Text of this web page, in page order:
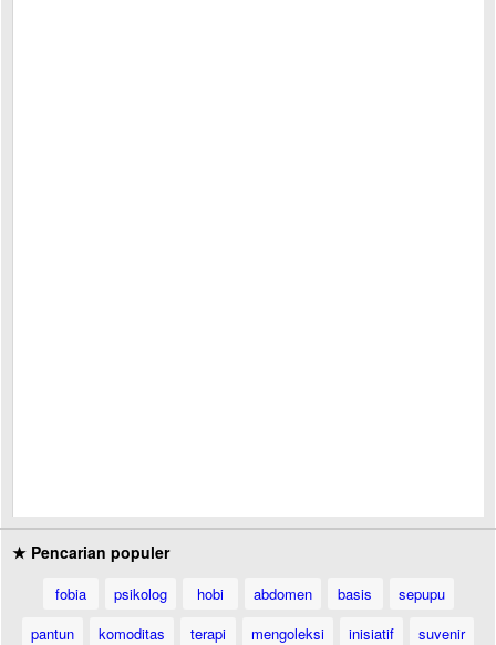
★ Pencarian populer
fobia psikolog hobi abdomen basis
sepupu
pantun
komoditas terapi mengoleksi inisiatif
suvenir